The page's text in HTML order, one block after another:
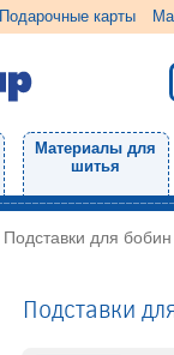
Подарочные карты
Материалы для
шитья
Подставки для
Подставки